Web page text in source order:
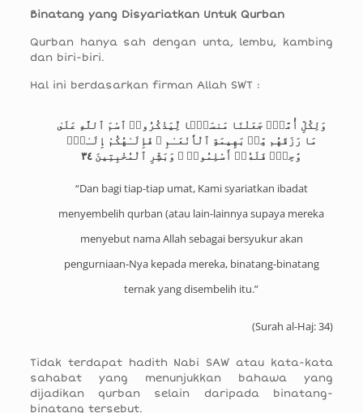
Binatang yang Disyariatkan Untuk Qurban
Qurban hanya sah dengan unta, lembu, kambing
dan biri-biri.
Hal ini berdasarkan firman Allah SWT :
وَلِكُلِّ أُمَّةٍۢ جَعَلْنَا مَنسَكًۭا لِّيَذْكُرُوا۟ ٱسْمَ ٱللَّهِ عَلَىٰ
مَا رَزَقَهُم مِّنۢ بَهِيمَةِ ٱلْأَنْعَـٰمِ ۗ فَإِلَـٰهُكُمْ إِلَـٰهٌۭ
وَٰحِدٌۭ فَلَهُۥٓ أَسْلِمُوا۟ ۗ وَبَشِّرِ ٱلْمُخْبِتِينَ ٣٤
“Dan bagi tiap-tiap umat, Kami syariatkan ibadat
menyembelih qurban (atau lain-lainnya supaya mereka
menyebut nama Allah sebagai bersyukur akan
pengurniaan-Nya kepada mereka, binatang-binatang
ternak yang disembelih itu.”
(Surah al-Haj: 34)
Tidak terdapat hadith Nabi SAW atau kata-kata
sahabat yang menunjukkan bahawa yang
dijadikan qurban selain daripada binatang-
binatang tersebut.